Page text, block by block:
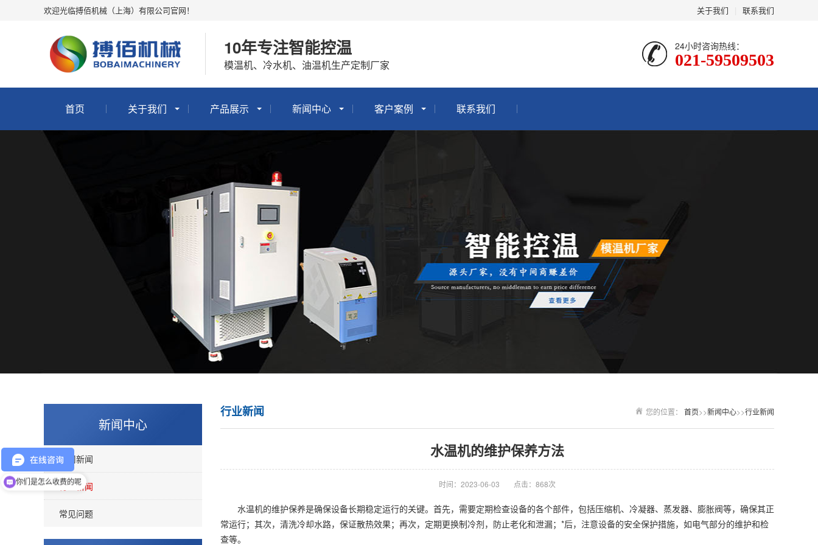
关于我们 联系我们
欢迎光临搏佰机械（上海）有限公司官网！
10年专注智能控温
模温机、冷水机、油温机生产定制厂家
24小时咨询热线：
021-59509503
首页 关于我们 产品展示 新闻中心 客户案例 联系我们
新闻中心
公司新闻
行业新闻
常见问题
您的位置： 首页>>新闻中心>>行业新闻
行业新闻
水温机的维护保养方法
时间：2023-06-03 点击：868次
水温机的维护保养是确保设备长期稳定运行的关键。首先，需要定期检查设备的各个部件，包括压缩机、冷凝器、蒸发器、膨胀阀等，确保其正
常运行；其次，清洗冷却水路，保证散热效果；再次，定期更换制冷剂，防止老化和泄漏；*后，注意设备的安全保护措施，如电气部分的维护和检
查等。
你们是怎么收费的呢